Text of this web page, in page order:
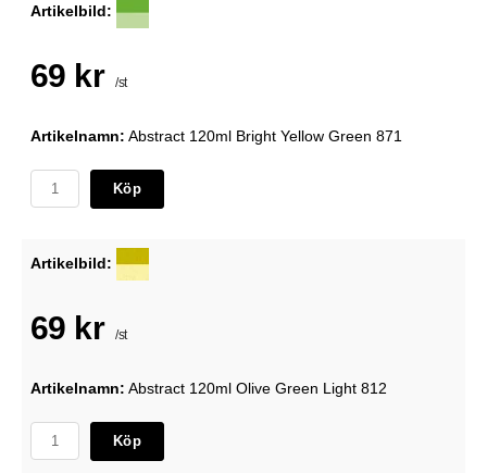
Artikelbild:
69 kr /st
Artikelnamn: Abstract 120ml Bright Yellow Green 871
Köp
Artikelbild:
69 kr /st
Artikelnamn: Abstract 120ml Olive Green Light 812
Köp